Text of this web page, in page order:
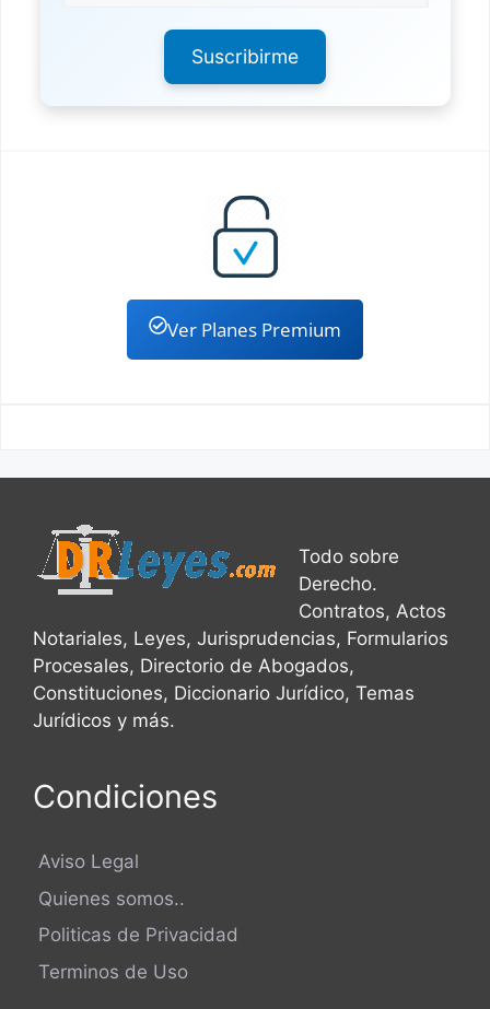
Suscribirme
Ver Planes Premium
Todo sobre
Derecho.
Contratos, Actos
Notariales, Leyes, Jurisprudencias, Formularios
Procesales, Directorio de Abogados,
Constituciones, Diccionario Jurídico, Temas
Jurídicos y más.
Condiciones
Aviso Legal
Quienes somos..
Politicas de Privacidad
Terminos de Uso